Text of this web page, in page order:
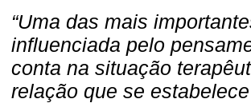
“Uma das mais
influenciada pelo
conta na situação
relação que se